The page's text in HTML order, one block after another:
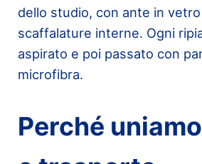
dello studio, con ante in
scaffalature interne. Ogni
aspirato e poi passato con
microfibra.
Perché